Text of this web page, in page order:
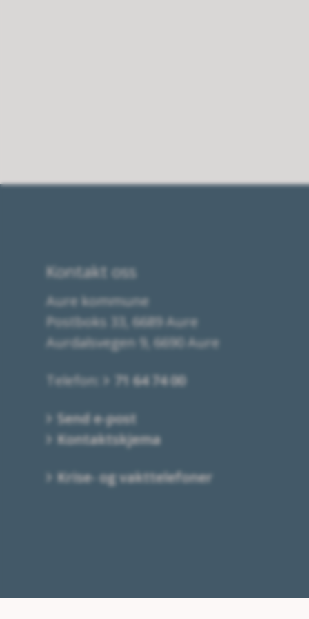
Kontakt oss
Aure kommune
Postboks 33, 6689 Aure
Aurdalsvegen 9, 6690 Aure
Telefon: 71 64 74 00
Send e-post
Kontaktskjema
Krise- og vakttelefoner